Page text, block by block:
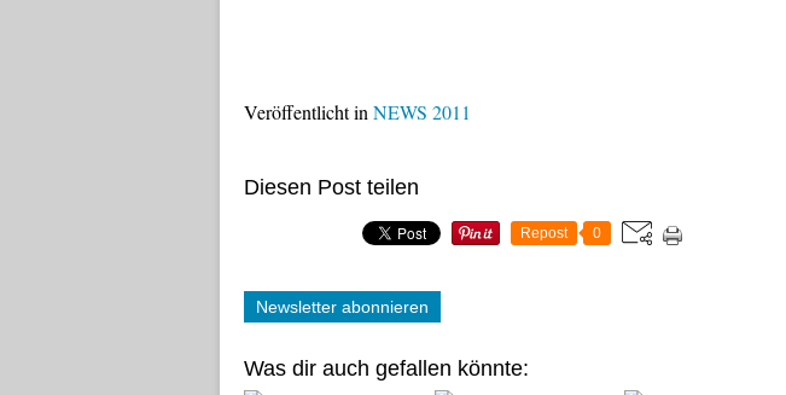
Veröffentlicht in NEWS 2011
Diesen Post teilen
Repost 0
Newsletter abonnieren
Was dir auch gefallen könnte: